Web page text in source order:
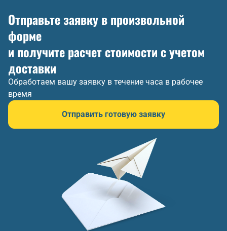
Отправьте заявку в произвольной
форме
и получите расчет стоимости с учетом
доставки
Обработаем вашу заявку в течение часа в рабочее
время
Отправить готовую заявку